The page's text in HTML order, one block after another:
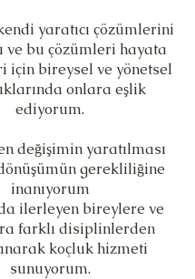
yaratıcı çözümlerini
ve bu çözümleri hayata
için bireysel ve yönetsel
onlara eşlik
ediyorum.
değişimin yaratılması
gerekliliğine
inanıyorum
ilerleyen bireylere ve
farklı disiplinlerden
koçluk hizmeti
sunuyorum.